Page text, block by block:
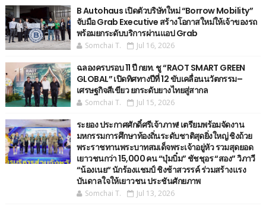
B Autohaus เปิดตัวบริษัทใหม่ “Borrow Mobility”
จับมือ Grab Executive สร้างโอกาสใหม่ให้เจ้าของรถ
พร้อมยกระดับบริการผ่านแอป Grab
Somchai T. Jul 16, 2026
ฉลองครบรอบ 11 ปี กยท. ชู “RAOT SMART GREEN
GLOBAL” เปิดทิศทางปีที่ 12 ขับเคลื่อนนวัตกรรม–
เศรษฐกิจสีเขียว ยกระดับยางไทยสู่สากล
Somchai T. Jul 15, 2026
ระยอง ประกาศศักดิ์ศรีเจ้าภาพ! เตรียมพร้อมจัดงาน
มหกรรมการศึกษาท้องถิ่นระดับชาติสุดยิ่งใหญ่ ชิงถ้วย
พระราชทานพระบาทสมเด็จพระเจ้าอยู่หัว รวมสุดยอด
เยาวชนกว่า 15,000 คน “บุ๋มบิ๋ม” ชัชชุอร “สอง” วิภาวี
“น้องเนย“ นักร้องแชมป์ ชิงช้าสวรรค์ ร่วมสร้างแรง
บันดาลใจให้เยาวชน ประชันศักยภาพ
Somchai T. Jul 13, 2026